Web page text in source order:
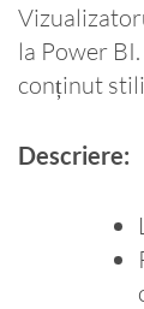
la Power
conținut
Descriere: